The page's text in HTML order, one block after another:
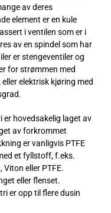
av deres
element er en kule
i ventilen som er i
av en spindel som har
er stengeventiler og
for strømmen med
elektrisk kjøring med
er hovedsakelig laget av
av forkrommet
er vanligvis PTFE
et fyllstoff, f.eks.
Viton eller PTFE.
eller flenset.
er opp til flere dusin